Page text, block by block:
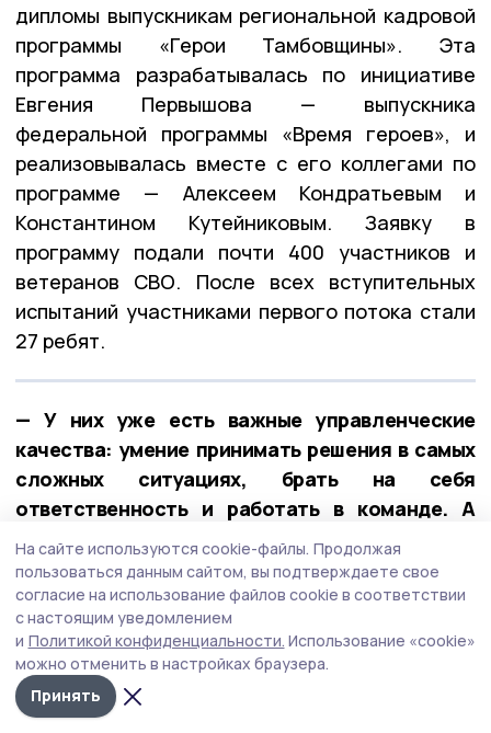
дипломы выпускникам региональной кадровой
программы «Герои Тамбовщины». Эта
программа разрабатывалась по инициативе
Евгения Первышова — выпускника
федеральной программы «Время героев», и
реализовывалась вместе с его коллегами по
программе — Алексеем Кондратьевым и
Константином Кутейниковым. Заявку в
программу подали почти 400 участников и
ветеранов СВО. После всех вступительных
испытаний участниками первого потока стали
27 ребят.
— У них уже есть важные управленческие
качества: умение принимать решения в самых
сложных ситуациях, брать на себя
ответственность и работать в команде. А
обучение в рамках «Героев Тамбовщины» дало
новые знания, навыки и умения, — отметил
Евгений Первышов.
На сайте используются cookie-файлы. Продолжая
пользоваться данным сайтом, вы подтверждаете свое
согласие на использование файлов cookie в соответствии
с настоящим уведомлением
и Политикой конфиденциальности. Использование «cookie»
можно отменить в настройках браузера.
Принять